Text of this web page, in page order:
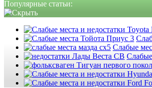
Популярные статьи:
Слабые